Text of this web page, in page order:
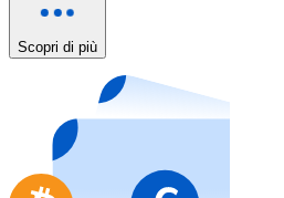
Acquista gift card dei tuoi
Vai al negozio di carte regalo
Scopri di più